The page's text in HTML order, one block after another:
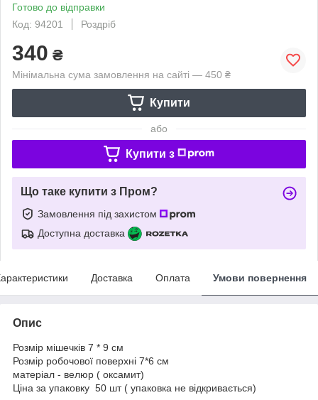
Готово до відправки
Код: 94201
Роздріб
340 ₴
Мінімальна сума замовлення на сайті — 450 ₴
Купити
або
Купити з
Що таке купити з Пром?
Замовлення під захистом
Доступна доставка
Доставка Оплата Умови повернення
Опис
Розмір мішечків 7 * 9 см
Розмір робочової поверхні 7*6 см
матеріал - велюр ( оксамит)
Ціна за упаковку 50 шт ( упаковка не відкривається)